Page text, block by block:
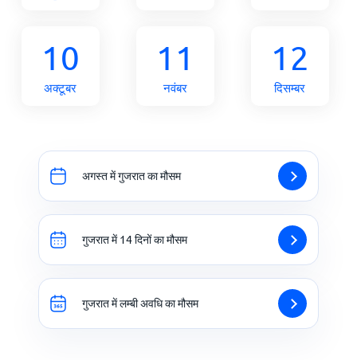
10
अक्टूबर
11
नवंबर
12
दिसम्बर
अगस्त में गुजरात का मौसम
गुजरात में 14 दिनों का मौसम
गुजरात में लम्बी अवधि का मौसम